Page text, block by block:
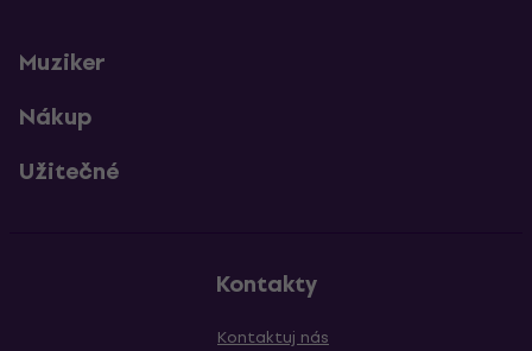
Muziker
Nákup
Užitečné
Kontakty
Kontaktuj nás